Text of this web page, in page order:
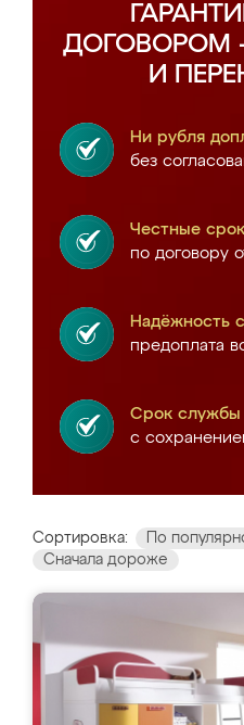
ДОГОВОРОМ
И
Ни рубля
без
Честные
по договору
Надёжность
предоплата
Срок службы
с
Сортировка: По
Сначала дороже